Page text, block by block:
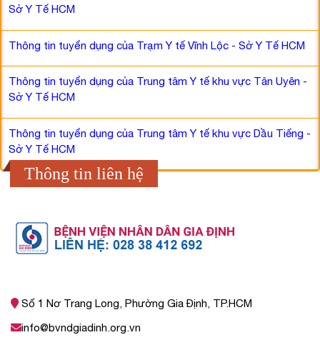
Sở Y Tế HCM
Thông tin tuyển dụng của Trạm Y tế Vĩnh Lộc - Sở Y Tế HCM
Thông tin tuyển dụng của Trung tâm Y tế khu vực Tân Uyên -
Sở Y Tế HCM
Thông tin tuyển dụng của Trung tâm Y tế khu vực Dầu Tiếng -
Sở Y Tế HCM
Thông tin liên hệ
Số 1 Nơ Trang Long, Phường Gia Định, TP.HCM
info@bvndgiadinh.org.vn